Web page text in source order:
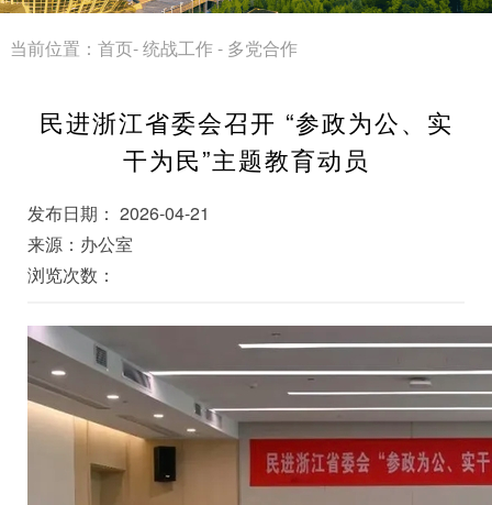
当前位置： 首页-统战工作- 多党合作
民进浙江省委会召开 “参政为公、实
干为民”主题教育动员
发布日期： 2026-04-21
来源：办公室
浏览次数：